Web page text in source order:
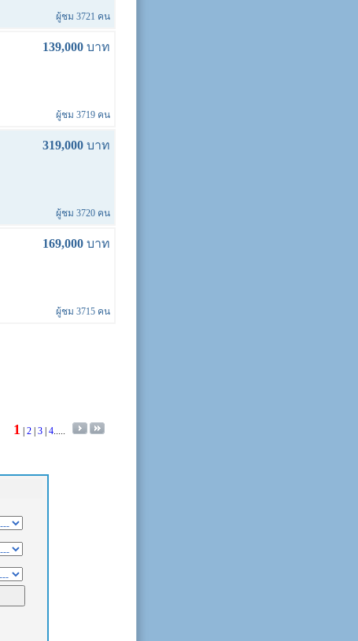
ผู้ชม 3721 คน
139,000บาท
ผู้ชม 3719 คน
319,000บาท
ผู้ชม 3720 คน
169,000บาท
ผู้ชม 3715 คน
1 2 3 4.....